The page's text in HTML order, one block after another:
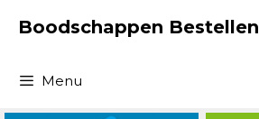
naarBoodschappen Bestellen
Menu